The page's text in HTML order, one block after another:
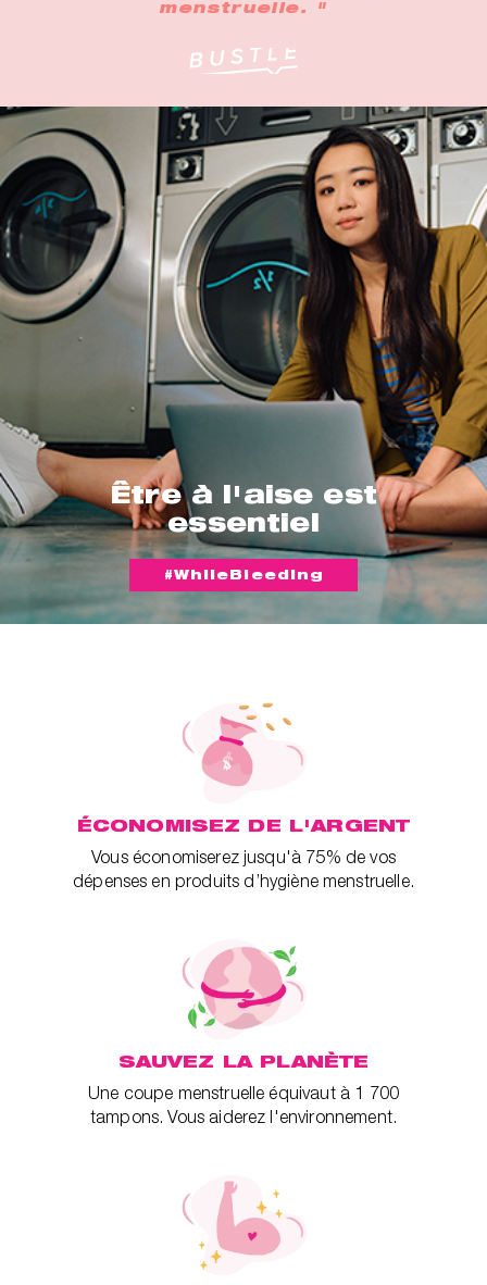
menstruelle. "
Être à l'aise est
essentiel
#WhileBleeding
ÉCONOMISEZ DE L'ARGENT
Vous économiserez jusqu'à 75% de vos
dépenses en produits d’hygiène menstruelle.
SAUVEZ LA PLANÈTE
Une coupe menstruelle équivaut à 1 700
tampons. Vous aiderez l'environnement.